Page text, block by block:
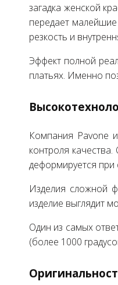
загадка женской
передает малейшие
резкость и
Эффект полной
платьях. Именно
Компания Pavone
контроля
деформируется при
Изделия сложной
изделие выглядит
Один из самых
(более 1000